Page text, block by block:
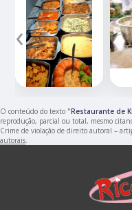
‹
O conteúdo do texto "Restaurante de
reprodução, parcial ou total, mesmo
Crime de violação de direito autoral –
autorais.